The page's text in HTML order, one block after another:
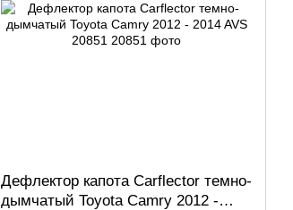
Дефлектор капота Carflector темно-
дымчатый Toyota Camry 2012 -